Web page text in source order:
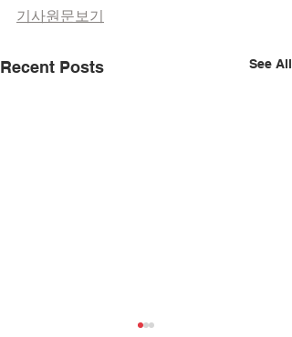
기사원문보기
Recent Posts See All